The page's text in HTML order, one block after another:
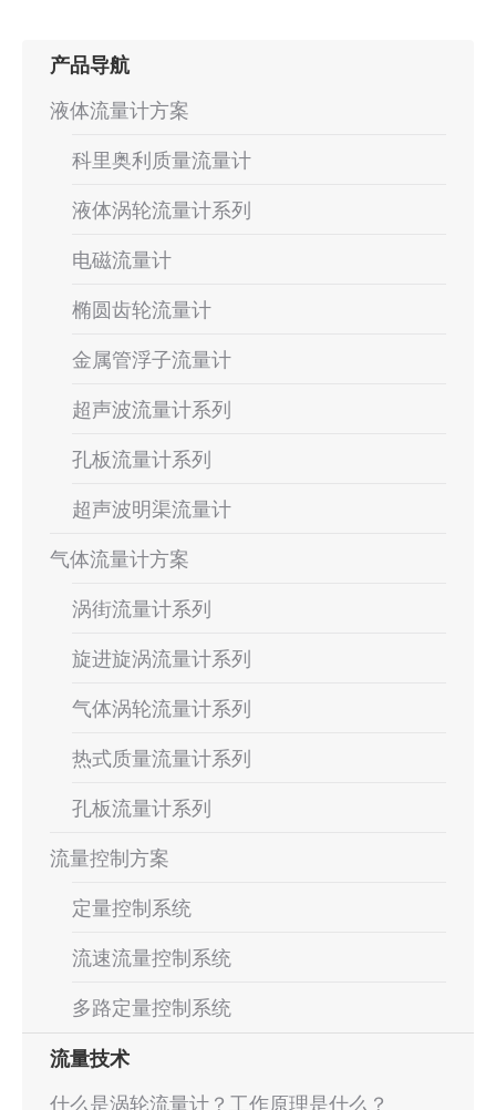
产品导航
液体流量计方案
科里奥利质量流量计
液体涡轮流量计系列
电磁流量计
椭圆齿轮流量计
金属管浮子流量计
超声波流量计系列
孔板流量计系列
超声波明渠流量计
气体流量计方案
涡街流量计系列
旋进旋涡流量计系列
气体涡轮流量计系列
热式质量流量计系列
孔板流量计系列
流量控制方案
定量控制系统
流速流量控制系统
多路定量控制系统
流量技术
什么是涡轮流量计？工作原理是什么？